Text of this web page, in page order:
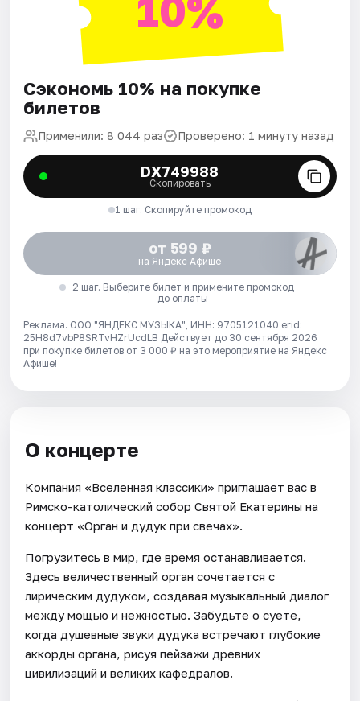
Сэкономь 10% на покупке
билетов
Применили: 8 044 раз Проверено: 1 минуту назад
DX749988
Скопировать
1 шаг. Скопируйте промокод
от 599 ₽
на Яндекс Афише
2 шаг. Выберите билет и примените промокод
до оплаты
Реклама. ООО "ЯНДЕКС МУЗЫКА", ИНН: 9705121040 erid:
25H8d7vbP8SRTvHZrUcdLB Действует до 30 сентября 2026
при покупке билетов от 3 000 ₽ на это мероприятие на Яндекс
Афише!
О концерте
Компания «Вселенная классики» приглашает вас в
Римско-католический собор Святой Екатерины на
концерт «Орган и дудук при свечах».
Погрузитесь в мир, где время останавливается.
Здесь величественный орган сочетается с
лирическим дудуком, создавая музыкальный диалог
между мощью и нежностью. Забудьте о суете,
когда душевные звуки дудука встречают глубокие
аккорды органа, рисуя пейзажи древних
цивилизаций и великих кафедралов.